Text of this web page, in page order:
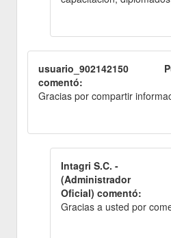
usuario_902142150
comentó:
Gracias por compartir
Intagri S.C. -
(Administrador
Oficial) comentó:
Gracias a usted por